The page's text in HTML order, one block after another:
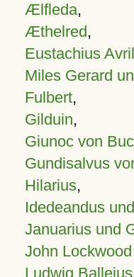
Ælfleda,
Æthelred,
Eustachius Avril
Miles Gerard
Fulbert,
Gilduin,
Giunoc von
Gundisalvus
Hilarius,
Idedeandus
Januarius und
John
Ludwig